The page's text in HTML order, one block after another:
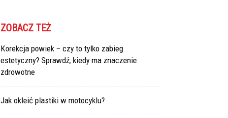
ZOBACZ TEŻ
Korekcja powiek – czy to tylko zabieg
estetyczny? Sprawdź, kiedy ma znaczenie
zdrowotne
Jak okleić plastiki w motocyklu?